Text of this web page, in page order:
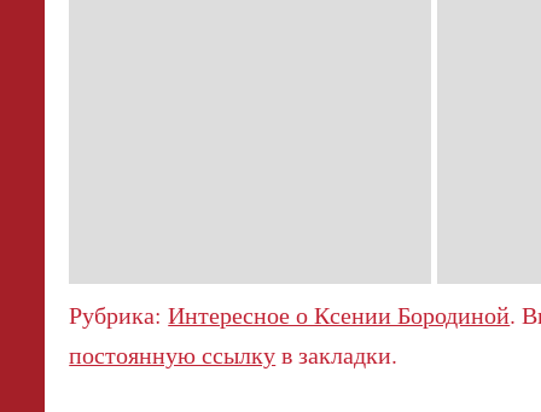
Рубрика:Интересное о Ксении Бородиной.
постоянную ссылкув закладки.